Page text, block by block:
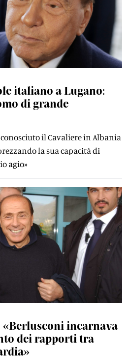
italiano a Lugano:
di grande
conosciuto il Cavaliere in Albania
la sua capacità di
agio»
«Berlusconi incarnava
dei rapporti tra